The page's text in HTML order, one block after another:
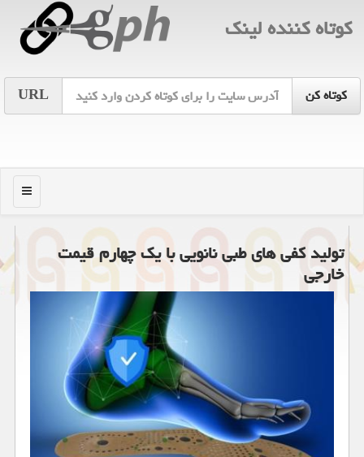
كوتاه كننده لینك
URL
منو
تولید كفی های طبی نانویی با یك چهارم قیمت
خارجی